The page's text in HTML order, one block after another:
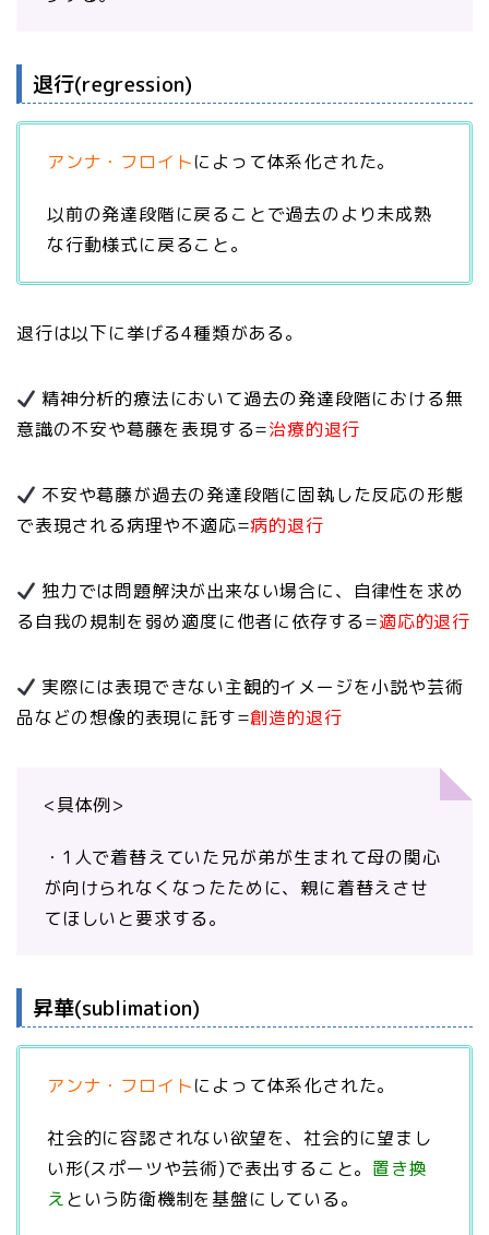
退行(regression)
アンナ・フロイトによって体系化された。
以前の発達段階に戻ることで過去のより未成熟
な行動様式に戻ること。
退行は以下に挙げる4種類がある。
精神分析的療法において過去の発達段階における無
意識の不安や葛藤を表現する=治療的退行
不安や葛藤が過去の発達段階に固執した反応の形態
で表現される病理や不適応=病的退行
独力では問題解決が出来ない場合に、自律性を求め
る自我の規制を弱め適度に他者に依存する=適応的退行
実際には表現できない主観的イメージを小説や芸術
品などの想像的表現に託す=創造的退行
<具体例>
・1人で着替えていた兄が弟が生まれて母の関心
が向けられなくなったために、親に着替えさせ
てほしいと要求する。
昇華(sublimation)
アンナ・フロイトによって体系化された。
社会的に容認されない欲望を、社会的に望まし
い形(スポーツや芸術)で表出すること。 置き換
えという防衛機制を基盤にしている。